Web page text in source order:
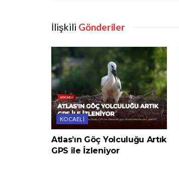
İlişkili Gönderiler
KOCAELI
Atlas’ın Göç Yolculuğu Artık
GPS ile İzleniyor